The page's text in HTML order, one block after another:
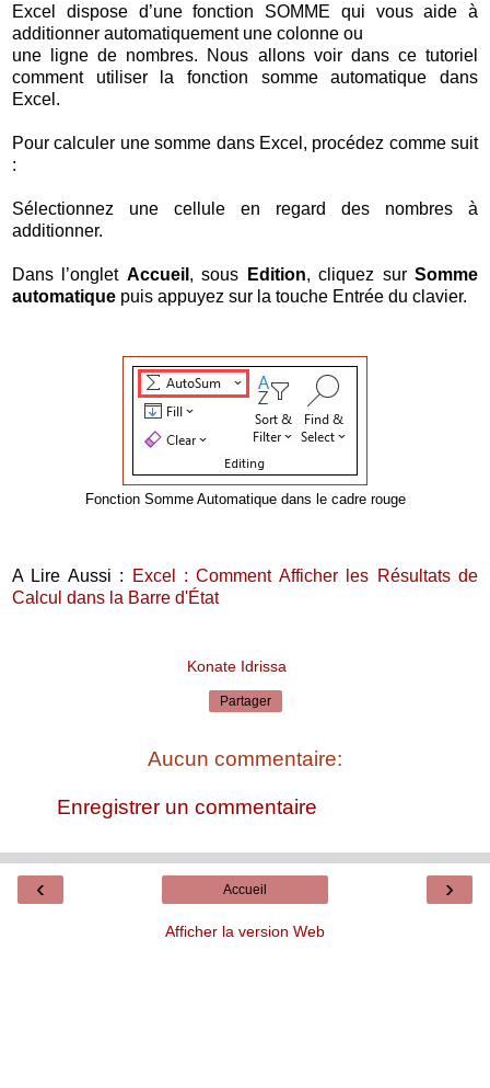
Excel dispose d’une fonction SOMME qui vous aide à
additionner automatiquement une colonne ou
une ligne de nombres. Nous allons voir dans ce tutoriel
comment utiliser la fonction somme automatique dans
Excel.
Pour calculer une somme dans Excel, procédez comme suit
:
Sélectionnez une cellule en regard des nombres à
additionner.
Dans l’onglet Accueil , sous Edition, cliquez surSomme
automatique puis appuyez sur la touche Entrée du clavier.
Fonction Somme Automatique dans le cadre rouge
A Lire Aussi :
Excel : Comment Afficher les Résultats de
Calcul dans la Barre d'État
Konate Idrissa
Partager
Aucun commentaire:
Enregistrer un commentaire
‹ ›
Accueil
Afficher la version Web